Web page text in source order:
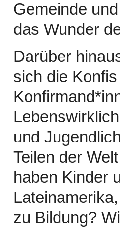
Gemeinde
das Wunder
Darüber
sich die
und
Teilen der
haben Kinder
zu Bildung?